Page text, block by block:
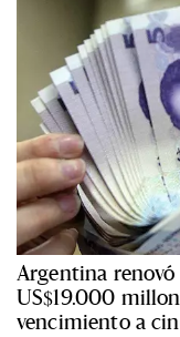
Argentina
US$19.000
vencimiento a